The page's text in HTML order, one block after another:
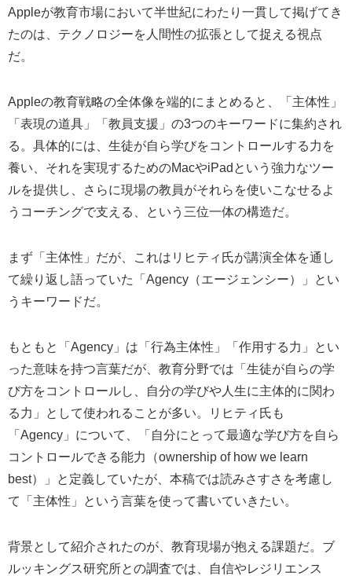
Appleが教育市場において半世紀にわたり一貫して掲げてき
たのは、テクノロジーを人間性の拡張として捉える視点
だ。
Appleの教育戦略の全体像を端的にまとめると、「主体性」
「表現の道具」「教員支援」の3つのキーワードに集約され
る。具体的には、生徒が自ら学びをコントロールする力を
養い、それを実現するためのMacやiPadという強力なツー
ルを提供し、さらに現場の教員がそれらを使いこなせるよ
うコーチングで支える、という三位一体の構造だ。
まず「主体性」だが、これはリヒティ氏が講演全体を通し
て繰り返し語っていた「Agency（エージェンシー）」とい
うキーワードだ。
もともと「Agency」は「行為主体性」「作用する力」とい
った意味を持つ言葉だが、教育分野では「生徒が自らの学
び方をコントロールし、自分の学びや人生に主体的に関わ
る力」として使われることが多い。リヒティ氏も
「Agency」について、「自分にとって最適な学び方を自ら
コントロールできる能力（ownership of how we learn
best）」と定義していたが、本稿では読みさすさを考慮し
て「主体性」という言葉を使って書いていきたい。
背景として紹介されたのが、教育現場が抱える課題だ。ブ
ルッキングス研究所との調査では、自信やレジリエンス